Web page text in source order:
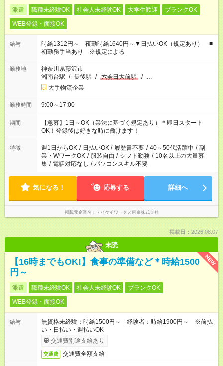
派遣 職種未経験OK 社会人未経験OK 大学生歓迎
ブランクOK
WEB登録・面接OK
給与
時給1312円～ 夜勤時給1640円～▼日払いOK（規定あり） ■
初勤務手当あり ※規定による
勤務地
神奈川県藤沢市
湘南台駅 / 長後駅 / 六会日大前駅 / …
大手物流企業
勤務時間 9:00～17:00
期間
【急募】1日～OK（業法に基づく規定あり）＊即日スタート
OK！登録後は好きな時に働けます！
特徴 週1日からOK / 日払いOK / 履歴書不要 / 40～50代活躍中 / 副
業・WワークOK / 服装自由 / シフト勤務 / 10名以上の大量募
集 / 電話対応なし / パソコンスキル不要
気になる！ 応募する 詳細へ
掲載元企業名 テイケイワークス東京株式会社
掲載日：2026.08.07
未読
NEW
【16時までもOK!】食事の準備など＊時給1500
円～
派遣 職種未経験OK 社会人未経験OK
ブランクOK
WEB登録・面接OK
給与
無資格未経験：時給1500円～ 経験者：時給1900円～ ※前払
い・日払い・週払いOK
交通費別途支給あり
交通費 交通費全額支給